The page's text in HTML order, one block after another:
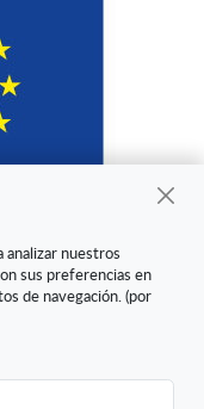
del Fondo Europeo
la competitividad de
su posicionamiento
2020. Para ello ha
nuestros
sus preferencias en
de navegación. (por